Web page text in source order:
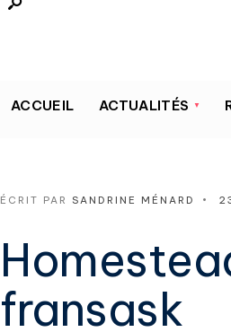
ACCUEIL ACTUALITÉS
ÉCRIT PAR SANDRINE MÉNARD •
fransask